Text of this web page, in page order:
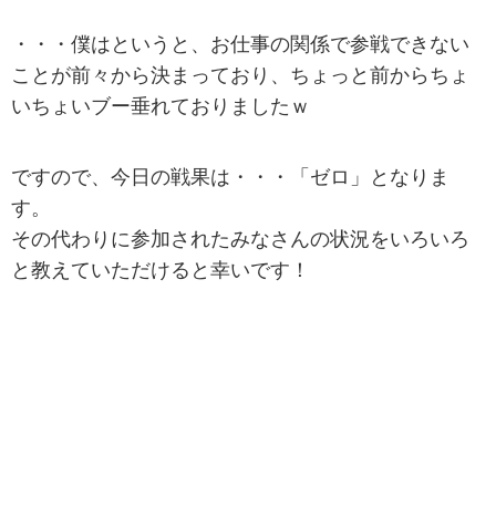
・・・僕はというと、お仕事の関係で参戦できない
ことが前々から決まっており、ちょっと前からちょ
いちょいブー垂れておりましたｗ
ですので、今日の戦果は・・・「ゼロ」となりま
す。
その代わりに参加されたみなさんの状況をいろいろ
と教えていただけると幸いです！